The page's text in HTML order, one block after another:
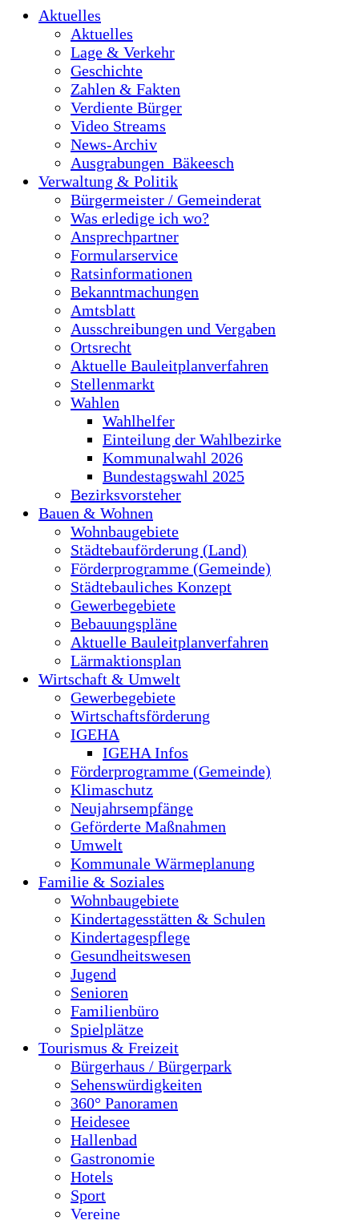
Aktuelles
Aktuelles
Lage & Verkehr
Geschichte
Zahlen & Fakten
Verdiente Bürger
Video Streams
News-Archiv
Ausgrabungen_Bäkeesch
Verwaltung & Politik
Bürgermeister / Gemeinderat
Was erledige ich wo?
Ansprechpartner
Formularservice
Ratsinformationen
Bekanntmachungen
Amtsblatt
Ausschreibungen und Vergaben
Ortsrecht
Aktuelle Bauleitplanverfahren
Stellenmarkt
Wahlen
Wahlhelfer
Einteilung der Wahlbezirke
Kommunalwahl 2026
Bundestagswahl 2025
Bezirksvorsteher
Bauen & Wohnen
Wohnbaugebiete
Städtebauförderung (Land)
Förderprogramme (Gemeinde)
Städtebauliches Konzept
Gewerbegebiete
Bebauungspläne
Aktuelle Bauleitplanverfahren
Lärmaktionsplan
Wirtschaft & Umwelt
Gewerbegebiete
Wirtschaftsförderung
IGEHA
IGEHA Infos
Förderprogramme (Gemeinde)
Klimaschutz
Neujahrsempfänge
Geförderte Maßnahmen
Umwelt
Kommunale Wärmeplanung
Familie & Soziales
Wohnbaugebiete
Kindertagesstätten & Schulen
Kindertagespflege
Gesundheitswesen
Jugend
Senioren
Familienbüro
Spielplätze
Tourismus & Freizeit
Bürgerhaus / Bürgerpark
Sehenswürdigkeiten
360° Panoramen
Heidesee
Hallenbad
Gastronomie
Hotels
Sport
Vereine